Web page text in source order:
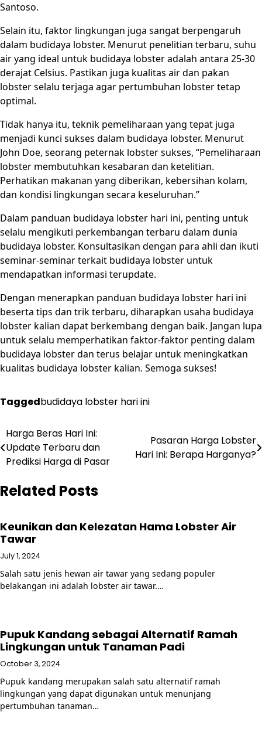
Santoso.
Selain itu, faktor lingkungan juga sangat berpengaruh
dalam budidaya lobster. Menurut penelitian terbaru, suhu
air yang ideal untuk budidaya lobster adalah antara 25-30
derajat Celsius. Pastikan juga kualitas air dan pakan
lobster selalu terjaga agar pertumbuhan lobster tetap
optimal.
Tidak hanya itu, teknik pemeliharaan yang tepat juga
menjadi kunci sukses dalam budidaya lobster. Menurut
John Doe, seorang peternak lobster sukses, “Pemeliharaan
lobster membutuhkan kesabaran dan ketelitian.
Perhatikan makanan yang diberikan, kebersihan kolam,
dan kondisi lingkungan secara keseluruhan.”
Dalam panduan budidaya lobster hari ini, penting untuk
selalu mengikuti perkembangan terbaru dalam dunia
budidaya lobster. Konsultasikan dengan para ahli dan ikuti
seminar-seminar terkait budidaya lobster untuk
mendapatkan informasi terupdate.
Dengan menerapkan panduan budidaya lobster hari ini
beserta tips dan trik terbaru, diharapkan usaha budidaya
lobster kalian dapat berkembang dengan baik. Jangan lupa
untuk selalu memperhatikan faktor-faktor penting dalam
budidaya lobster dan terus belajar untuk meningkatkan
kualitas budidaya lobster kalian. Semoga sukses!
Taggedbudidaya lobster hari ini
Post
navigation
Harga Beras Hari Ini:
Update Terbaru dan
Prediksi Harga di Pasar
Pasaran Harga Lobster
Hari Ini: Berapa Harganya?
Related Posts
Keunikan dan Kelezatan Hama Lobster Air
Tawar
July 1, 2024
Salah satu jenis hewan air tawar yang sedang populer
belakangan ini adalah lobster air tawar.…
Pupuk Kandang sebagai Alternatif Ramah
Lingkungan untuk Tanaman Padi
October 3, 2024
Pupuk kandang merupakan salah satu alternatif ramah
lingkungan yang dapat digunakan untuk menunjang
pertumbuhan tanaman…